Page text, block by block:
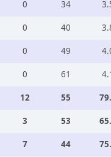
0 34
0 40
0 49
0 61
12 55
3 53
7 44